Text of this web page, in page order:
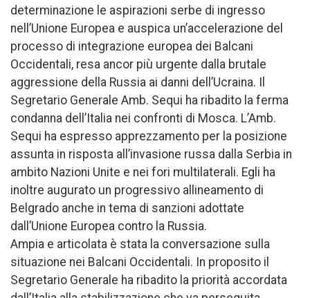
determinazione le aspirazioni serbe di ingresso
nell’Unione Europea e auspica un’accelerazione del
processo di integrazione europea dei Balcani
Occidentali, resa ancor più urgente dalla brutale
aggressione della Russia ai danni dell’Ucraina. Il
Segretario Generale Amb. Sequi ha ribadito la ferma
condanna dell’Italia nei confronti di Mosca. L’Amb.
Sequi ha espresso apprezzamento per la posizione
assunta in risposta all’invasione russa dalla Serbia in
ambito Nazioni Unite e nei fori multilaterali. Egli ha
inoltre augurato un progressivo allineamento di
Belgrado anche in tema di sanzioni adottate
dall’Unione Europea contro la Russia.
Ampia e articolata è stata la conversazione sulla
situazione nei Balcani Occidentali. In proposito il
Segretario Generale ha ribadito la priorità accordata